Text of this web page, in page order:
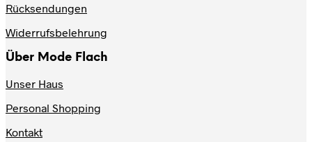
Rücksendungen
Widerrufsbelehrung
Über Mode Flach
Unser Haus
Personal Shopping
Kontakt